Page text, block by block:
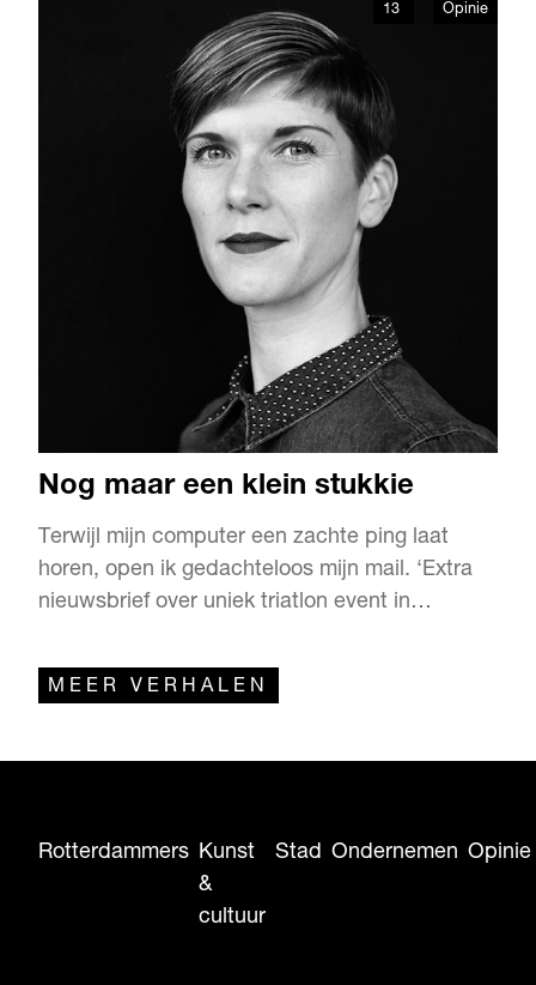
voor hen. De teams hebben klinkende namen
als Barcelona, Real Madrid, Holland. Compleet
met bijpassende s…
13 Opinie
Nog maar een klein stukkie
Terwijl mijn computer een zachte ping laat
horen, open ik gedachteloos mijn mail. ‘Extra
nieuwsbrief over uniek triatlon event in
Dahááág gedachteloosheid, ik ben ineens vol
aandacht!
MEER VERHALEN
Rotterdammers Kunst
&
cultuur
Stad Ondernemen Opinie